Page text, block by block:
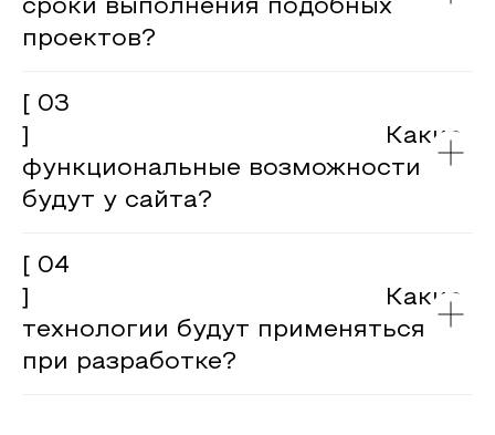
сроки выполнения подобных
проектов?
[ 03
] Какие
функциональные возможности
будут у сайта?
[ 04
] Какие
технологии будут применяться
при разработке?